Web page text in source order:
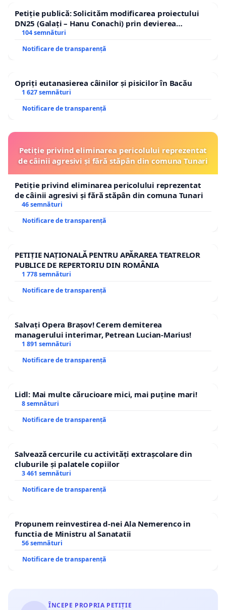
Petiție publică: Solicităm modificarea proiectului
DN25 (Galați – Hanu Conachi) prin devierea
traseului în afara localităților!
104 semnături
Notificare de transparență
Opriți eutanasierea câinilor și pisicilor în Bacău
1 627 semnături
Notificare de transparență
Petiție privind eliminarea pericolului reprezentat
de câinii agresivi și fără stăpân din comuna Tunari
Petiție privind eliminarea pericolului reprezentat
de câinii agresivi și fără stăpân din comuna Tunari
46 semnături
Notificare de transparență
PETIȚIE NAȚIONALĂ PENTRU APĂRAREA TEATRELOR
PUBLICE DE REPERTORIU DIN ROMÂNIA
1 778 semnături
Notificare de transparență
Salvați Opera Brașov! Cerem demiterea
managerului interimar, Petrean Lucian-Marius!
1 891 semnături
Notificare de transparență
Lidl: Mai multe cărucioare mici, mai puține mari!
8 semnături
Notificare de transparență
Salvează cercurile cu activități extrașcolare din
cluburile și palatele copiilor
3 461 semnături
Notificare de transparență
Propunem reinvestirea d-nei Ala Nemerenco in
functia de Ministru al Sanatatii
56 semnături
Notificare de transparență
ÎNCEPE PROPRIA PETIȚIE